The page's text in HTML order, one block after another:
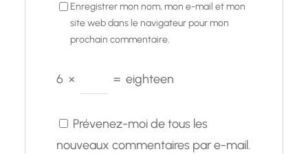
Enregistrer mon nom, mon e-mail et mon
site web dans le navigateur pour mon
prochain commentaire.
6 × = eighteen
Prévenez-moi de tous les
nouveaux commentaires par e-mail.